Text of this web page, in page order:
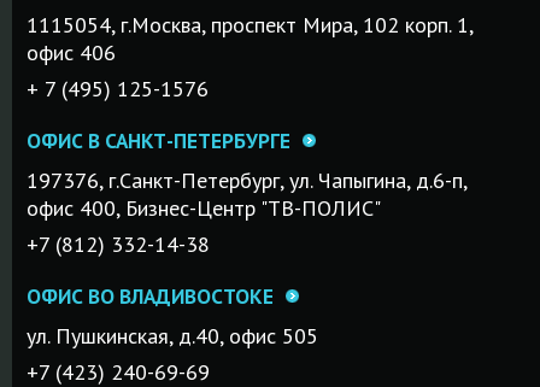
1115054, г.Mосква, проспект Мира, 102 корп. 1,
офис 406
+ 7 (495) 125-1576
ОФИС В САНКТ-ПЕТЕРБУРГЕ
197376, г.Санкт-Петербург, ул. Чапыгина, д.6-п,
офис 400, Бизнес-Центр "ТВ-ПОЛИС"
+7 (812) 332-14-38
ОФИС ВО ВЛАДИВОСТОКЕ
ул. Пушкинская, д.40, офис 505
+7 (423) 240-69-69